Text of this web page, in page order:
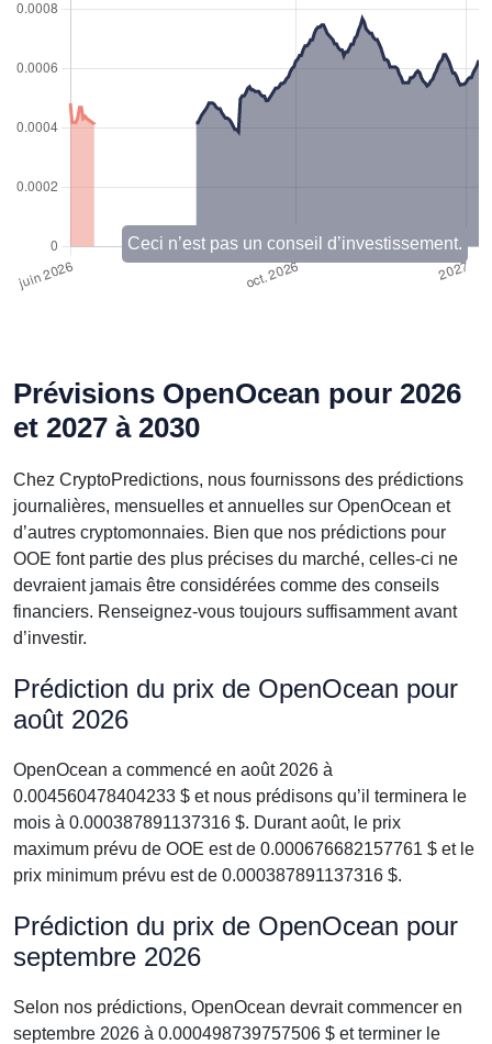
Ceci n’est pas un conseil d’investissement.
Prévisions OpenOcean pour 2026
et 2027 à 2030
Chez CryptoPredictions, nous fournissons des prédictions
journalières, mensuelles et annuelles sur OpenOcean et
d’autres cryptomonnaies. Bien que nos prédictions pour
OOE font partie des plus précises du marché, celles-ci ne
devraient jamais être considérées comme des conseils
financiers. Renseignez-vous toujours suffisamment avant
d’investir.
Prédiction du prix de OpenOcean pour
août 2026
OpenOcean a commencé en août 2026 à
0.004560478404233 $ et nous prédisons qu’il terminera le
mois à 0.000387891137316 $. Durant août, le prix
maximum prévu de OOE est de 0.000676682157761 $ et le
prix minimum prévu est de 0.000387891137316 $.
Prédiction du prix de OpenOcean pour
septembre 2026
Selon nos prédictions, OpenOcean devrait commencer en
septembre 2026 à 0.000498739757506 $ et terminer le